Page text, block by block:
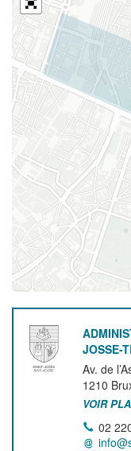
JOSSE-
Av. de
1210
VOIR
02